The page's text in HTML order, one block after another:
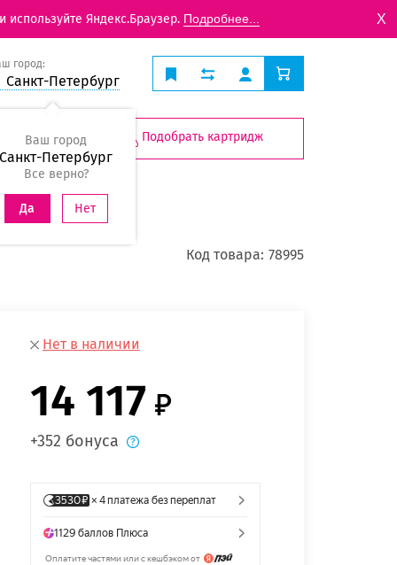
Яндекс.Браузер. Подробнее... X
город:
Санкт-Петербург
Ваш город
Санкт-Петербург
Все верно?
Да Нет
Подобрать картридж
Код товара: 78995
Нет в наличии
14 117
+352 бонуса